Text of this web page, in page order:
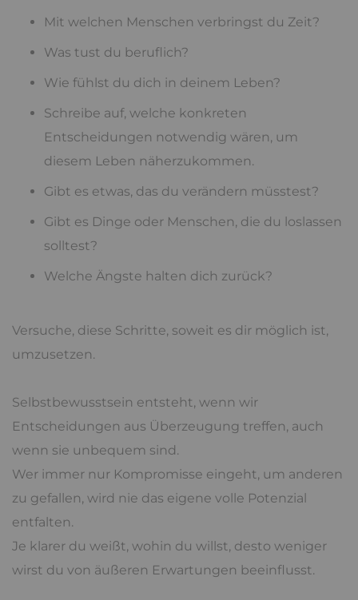
Mit welchen Menschen verbringst du Zeit?
Was tust du beruflich?
Wie fühlst du dich in deinem Leben?
Schreibe auf, welche konkreten
Entscheidungen notwendig wären, um
diesem Leben näherzukommen.
Gibt es etwas, das du verändern müsstest?
Gibt es Dinge oder Menschen, die du loslassen
solltest?
Welche Ängste halten dich zurück?
Versuche, diese Schritte, soweit es dir möglich ist,
umzusetzen.
Selbstbewusstsein entsteht, wenn wir
Entscheidungen aus Überzeugung treffen, auch
wenn sie unbequem sind.
Wer immer nur Kompromisse eingeht, um anderen
zu gefallen, wird nie das eigene volle Potenzial
entfalten.
Je klarer du weißt, wohin du willst, desto weniger
wirst du von äußeren Erwartungen beeinflusst.